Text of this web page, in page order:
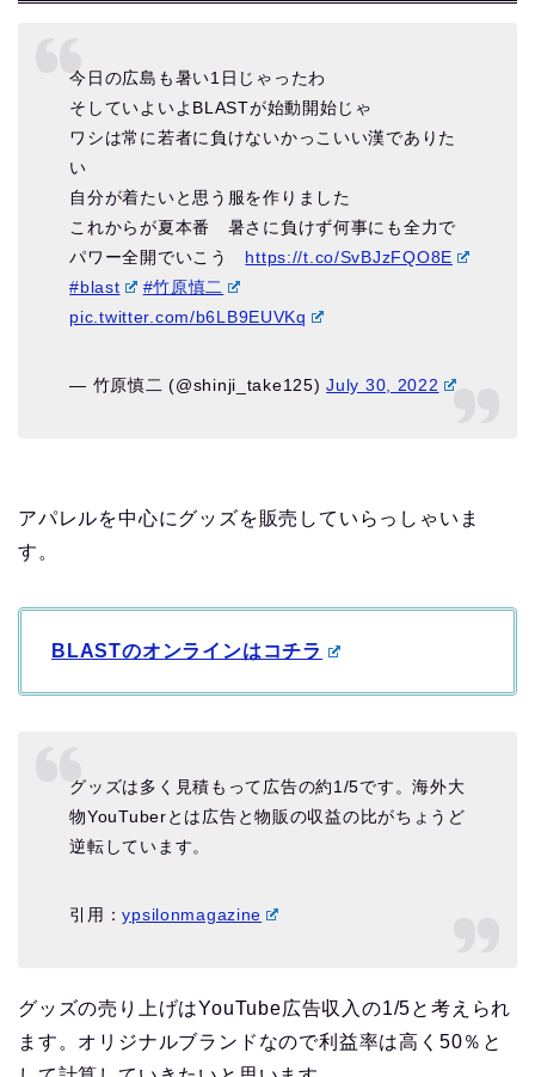
今日の広島も暑い1日じゃったわ
そしていよいよBLASTが始動開始じゃ
ワシは常に若者に負けないかっこいい漢でありた
い
自分が着たいと思う服を作りました
これからが夏本番 暑さに負けず何事にも全力で
パワー全開でいこう https://t.co/SvBJzFQO8E
#blast
#竹原慎二
pic.twitter.com/b6LB9EUVKq
— 竹原慎二 (@shinji_take125)July 30, 2022
アパレルを中心にグッズを販売していらっしゃいま
す。
BLASTのオンラインはコチラ
グッズは多く見積もって広告の約1/5です。海外大
物YouTuberとは広告と物販の収益の比がちょうど
逆転しています。
引用：ypsilonmagazine
グッズの売り上げはYouTube広告収入の1/5と考えられ
ます。オリジナルブランドなので利益率は高く50％と